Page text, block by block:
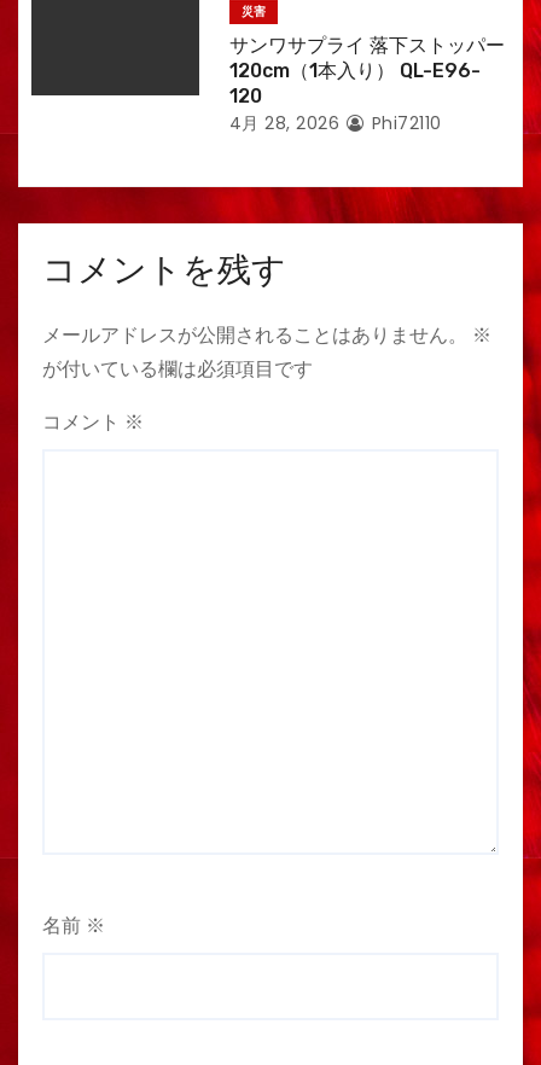
災害
サンワサプライ 落下ストッパー
120cm（1本入り） QL-E96-
120
4月 28, 2026 Phi72110
コメントを残す
メールアドレスが公開されることはありません。
※
が付いている欄は必須項目です
コメント ※
名前 ※